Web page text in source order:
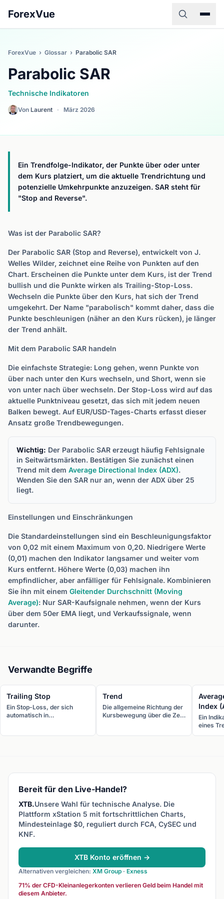
ForexVue
ForexVue › Glossar › Parabolic SAR
Parabolic SAR
Technische Indikatoren
Von Laurent · März 2026
Ein Trendfolge-Indikator, der Punkte über oder unter
dem Kurs platziert, um die aktuelle Trendrichtung und
potenzielle Umkehrpunkte anzuzeigen. SAR steht für
"Stop and Reverse".
Was ist der Parabolic SAR?
Der Parabolic SAR (Stop and Reverse), entwickelt von J.
Welles Wilder, zeichnet eine Reihe von Punkten auf den
Chart. Erscheinen die Punkte unter dem Kurs, ist der Trend
bullish und die Punkte wirken als Trailing-Stop-Loss.
Wechseln die Punkte über den Kurs, hat sich der Trend
umgekehrt. Der Name "parabolisch" kommt daher, dass die
Punkte beschleunigen (näher an den Kurs rücken), je länger
der Trend anhält.
Mit dem Parabolic SAR handeln
Die einfachste Strategie: Long gehen, wenn Punkte von
über nach unter den Kurs wechseln, und Short, wenn sie
von unter nach über wechseln. Der Stop-Loss wird auf das
aktuelle Punktniveau gesetzt, das sich mit jedem neuen
Balken bewegt. Auf EUR/USD-Tages-Charts erfasst dieser
Ansatz große Trendbewegungen.
Wichtig: Der Parabolic SAR erzeugt häufig Fehlsignale
in Seitwärtsmärkten. Bestätigen Sie zunächst einen
Trend mit dem Average Directional Index (ADX).
Wenden Sie den SAR nur an, wenn der ADX über 25
liegt.
Einstellungen und Einschränkungen
Die Standardeinstellungen sind ein Beschleunigungsfaktor
von 0,02 mit einem Maximum von 0,20. Niedrigere Werte
(0,01) machen den Indikator langsamer und weiter vom
Kurs entfernt. Höhere Werte (0,03) machen ihn
empfindlicher, aber anfälliger für Fehlsignale. Kombinieren
Sie ihn mit einem Gleitender Durchschnitt (Moving
Average): Nur SAR-Kaufsignale nehmen, wenn der Kurs
über dem 50er EMA liegt, und Verkaufssignale, wenn
darunter.
Verwandte Begriffe
Trailing Stop
Ein Stop-Loss, der sich
automatisch in
Trend
Die allgemeine Richtung der
Kursbewegung über die Zeit.
Index
Ein
eines
mit +DI
Bereit für den Live-Handel?
XTB.Unsere Wahl für technische Analyse. Die
Plattform xStation 5 mit fortschrittlichen Charts,
Mindesteinlage $0, reguliert durch FCA, CySEC und
KNF.
XTB Konto eröffnen →
Alternativen vergleichen: XM Group · Exness
71% der CFD-Kleinanlegerkonten verlieren Geld beim Handel mit
diesem Anbieter.